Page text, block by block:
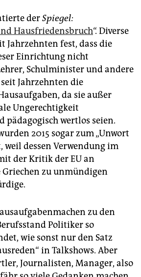
derSpiegel:
Hausfriedensbruch“. Diverse
Jahrzehnten fest, dass die
Einrichtung nicht
Schulminister und andere
Jahrzehnten die
da sie außer
Ungerechtigkeit
pädagogisch wertlos seien.
2015 sogar zum „Unwort
weil dessen Verwendung im
der Kritik der EU an
zu unmündigen
zu den
Politiker so
wie sonst nur den Satz
in Talkshows. Aber
Journalisten, Manager, also